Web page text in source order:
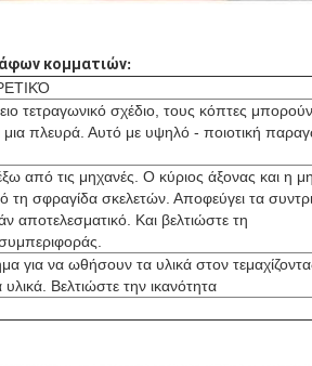
κομματιών:
τετραγωνικό σχέδιο, τους κόπτες
μια πλευρά. Αυτό με υψηλό - ποιοτική
από τις μηχανές. Ο κύριος άξονας και η
τη σφραγίδα σκελετών. Αποφεύγει τα
αποτελεσματικό. Και βελτιώστε τη
για να ωθήσουν τα υλικά στον
υλικά. Βελτιώστε την ικανότητα